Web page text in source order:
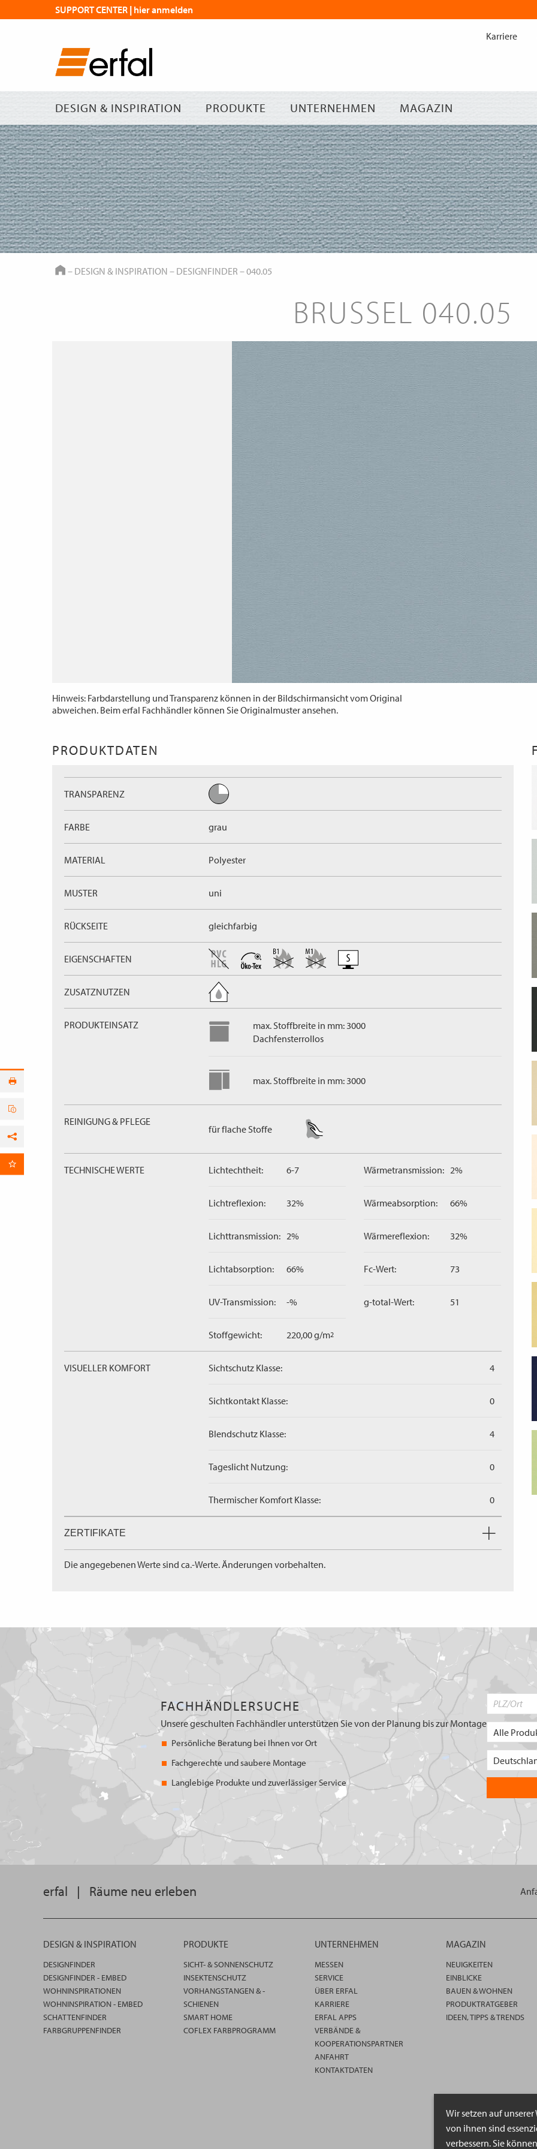
Wir setzen auf
von ihnen sind
verbessern. Sie
Inhalt
DESIGN & INSPIRATION PRODUKTE UNTERNEHMEN MAGAZIN
Karriere
SUPPORT CENTER | hier anmelden
HOME
– DESIGN & INSPIRATION – DESIGNFINDER –040.05
BRUSSEL 040.05
Hinweis: Farbdarstellung und Transparenz können in der Bildschirmansicht vom Original
abweichen. Beim erfal Fachhändler können Sie Originalmuster ansehen.
PRODUKTDATEN
TRANSPARENZ
FARBE grau
MATERIAL Polyester
MUSTER uni
RÜCKSEITE gleichfarbig
EIGENSCHAFTEN
ZUSATZNUTZEN
PRODUKTEINSATZ
max. Stoffbreite in mm: 3000
Dachfensterrollos
max. Stoffbreite in mm: 3000
REINIGUNG & PFLEGE
für flache Stoffe
TECHNISCHE WERTE Lichtechtheit: 6-7
Lichtreflexion: 32%
Lichttransmission: 2%
Lichtabsorption: 66%
UV-Transmission: -%
Stoffgewicht: 220,00 g/m2
Wärmetransmission: 2%
Wärmeabsorption: 66%
Wärmereflexion: 32%
Fc-Wert: 73
g-total-Wert: 51
VISUELLER KOMFORT Sichtschutz Klasse: 4
Sichtkontakt Klasse: 0
Blendschutz Klasse: 4
Tageslicht Nutzung: 0
Thermischer Komfort Klasse: 0
ZERTIFIKATE
Die angegebenen Werte sind ca.-Werte. Änderungen vorbehalten.
per E-Mail
FACHHÄNDLERSUCHE
Unsere geschulten Fachhändler unterstützen Sie von der Planung bis zur Montage
Persönliche Beratung bei Ihnen vor Ort
Fachgerechte und saubere Montage
Langlebige Produkte und zuverlässiger Service
erfal | Räume neu erleben
DESIGN & INSPIRATION
DESIGNFINDER
DESIGNFINDER - EMBED
WOHNINSPIRATIONEN
WOHNINSPIRATION - EMBED
SCHATTENFINDER
FARBGRUPPENFINDER
PRODUKTE
SICHT- & SONNENSCHUTZ
INSEKTENSCHUTZ
VORHANGSTANGEN & -
SCHIENEN
SMART HOME
COFLEX FARBPROGRAMM
UNTERNEHMEN
MESSEN
SERVICE
ÜBER ERFAL
KARRIERE
ERFAL APPS
VERBÄNDE &
KOOPERATIONSPARTNER
ANFAHRT
KONTAKTDATEN
MAGAZIN
NEUIGKEITEN
EINBLICKE
BAUEN & WOHNEN
PRODUKTRATGEBER
IDEEN, TIPPS & TRENDS